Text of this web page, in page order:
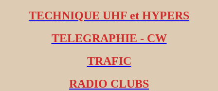
TECHNIQUE UHF et HYPERS
TELEGRAPHIE - CW
TRAFIC
RADIO CLUBS